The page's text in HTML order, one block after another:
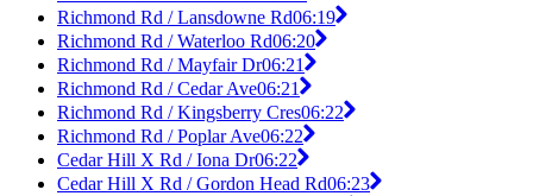
Richmond Rd / Lansdowne Rd06:19
Richmond Rd / Waterloo Rd06:20
Richmond Rd / Mayfair Dr06:21
Richmond Rd / Cedar Ave06:21
Richmond Rd / Kingsberry Cres06:22
Richmond Rd / Poplar Ave06:22
Cedar Hill X Rd / Iona Dr06:22
Cedar Hill X Rd / Gordon Head Rd06:23